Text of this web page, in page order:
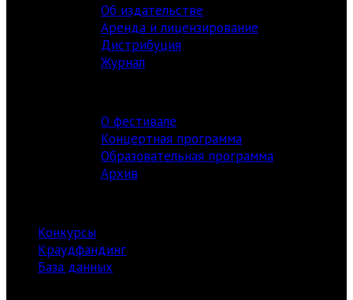
Об издательстве
Аренда и лицензирование
Дистрибуция
Журнал
О фестивале
Концертная программа
Образовательная программа
Архив
Конкурсы
Краудфандинг
База данных